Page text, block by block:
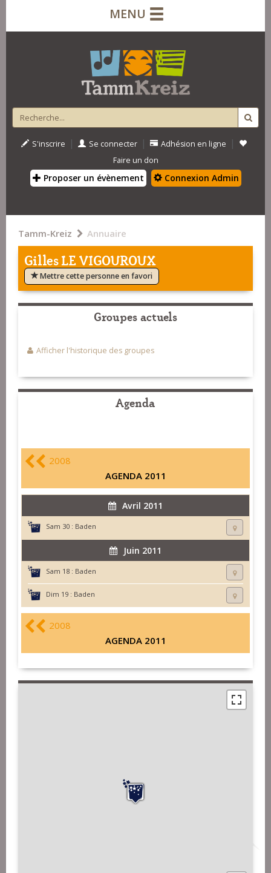
MENU
S'inscrire | Se connecter | Adhésion en ligne |
Faire un don
Proposer un évènement Connexion Admin
Tamm-Kreiz Annuaire
Gilles LE VIGOUROUX
Mettre cette personne en favori
Groupes actuels
Afficher l'historique des groupes
Agenda
2008
AGENDA 2011
Avril 2011
Sam 30 : Baden
Juin 2011
Sam 18 : Baden
Dim 19 : Baden
2008
AGENDA 2011